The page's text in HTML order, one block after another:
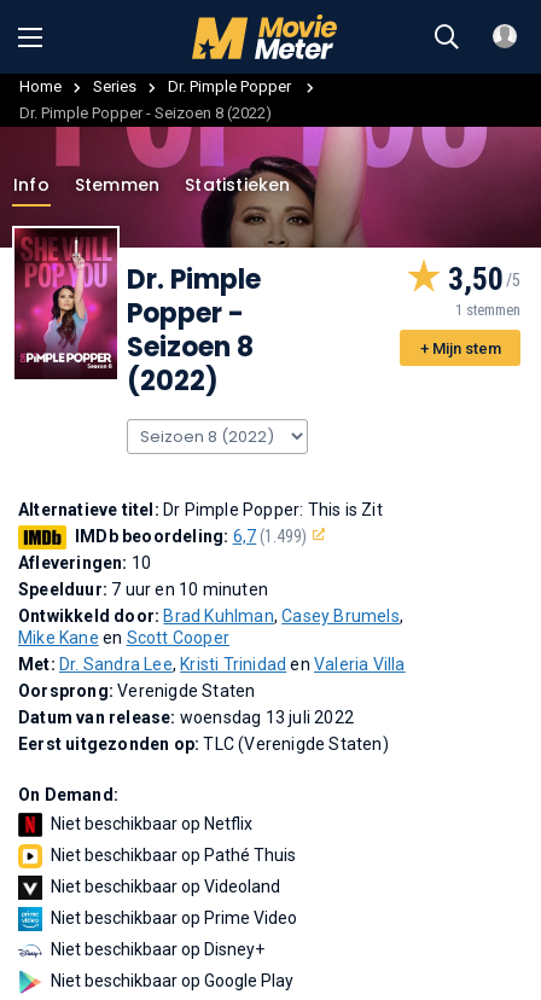
Home Series
Dr. Pimple Popper
Dr. Pimple Popper - Seizoen 8 (2022)
Info Stemmen Statistieken
Dr. Pimple
Popper-
Seizoen 8
(2022)
3,50
1 stemmen
+ Mijn stem
Alternatieve titel: Dr Pimple Popper: This is Zit
IMDb beoordeling: 6,7(1.499)
Afleveringen: 10
Speelduur: 7 uur en 10 minuten
Ontwikkeld door: Brad Kuhlman,Casey Brumels,
Mike Kane en Scott Cooper
Met: Dr. Sandra Lee, Kristi Trinidad enValeria Villa
Oorsprong:Verenigde Staten
Datum van release: woensdag 13 juli 2022
Eerst uitgezonden op:TLC (Verenigde Staten)
On Demand:
Niet beschikbaar op Netflix
Niet beschikbaar op Pathé Thuis
Niet beschikbaar op Videoland
Niet beschikbaar op Prime Video
Niet beschikbaar op Disney+
Niet beschikbaar op Google Play